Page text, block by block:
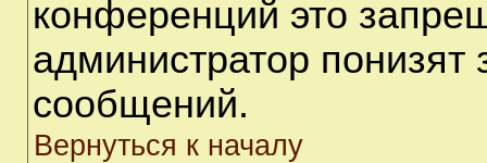
конференций это
администратор понизят
сообщений.
Вернуться к началу